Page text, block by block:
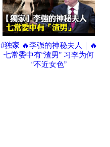
#独家 🔥李强的神秘夫人｜🔥
七常委中有“渣男” 习李为何
“不近女色”